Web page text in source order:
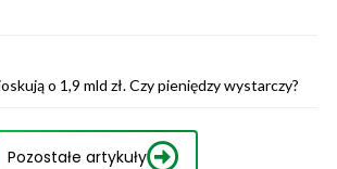
o 1,9 mld zł. Czy pieniędzy wystarczy?
Pozostałe artykuły